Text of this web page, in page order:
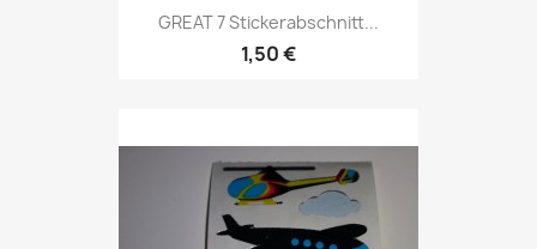
GREAT 7 Stickerabschnitt...
1,50 €